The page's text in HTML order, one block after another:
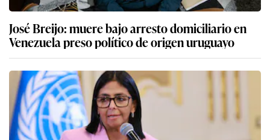
José Breijo: muere bajo arresto domiciliario en
Venezuela preso político de origen uruguayo